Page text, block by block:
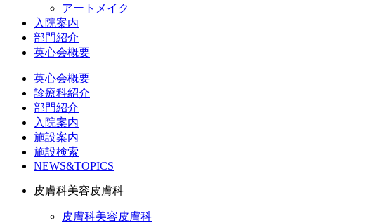
アートメイク
入院案内
部門紹介
英心会概要
英心会概要
診療科紹介
部門紹介
入院案内
施設案内
施設検索
NEWS&TOPICS
皮膚科美容皮膚科
皮膚科美容皮膚科